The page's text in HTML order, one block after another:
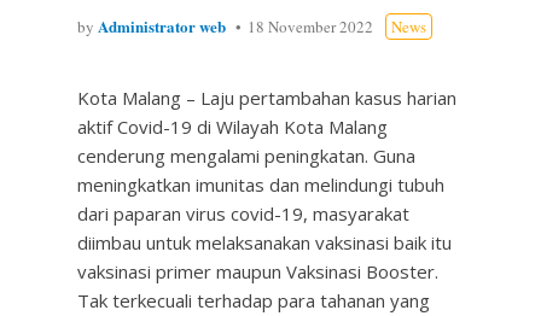
by Administrator web 18 November 2022 News
Kota Malang – Laju pertambahan kasus harian
aktif Covid-19 di Wilayah Kota Malang
cenderung mengalami peningkatan. Guna
meningkatkan imunitas dan melindungi tubuh
dari paparan virus covid-19, masyarakat
diimbau untuk melaksanakan vaksinasi baik itu
vaksinasi primer maupun Vaksinasi Booster.
Tak terkecuali terhadap para tahanan yang